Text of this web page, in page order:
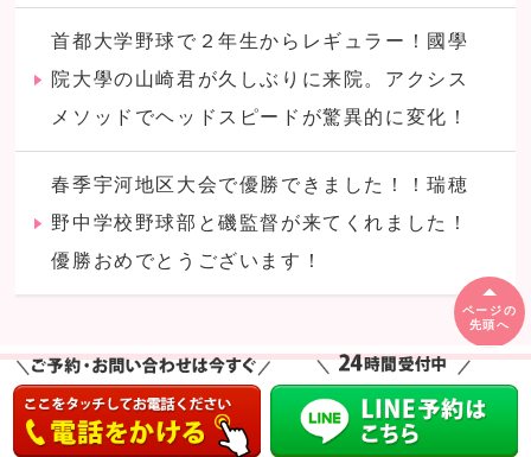
首都大学野球で２年生からレギュラー！國學
院大學の山崎君が久しぶりに来院。アクシス
メソッドでヘッドスピードが驚異的に変化！
春季宇河地区大会で優勝できました！！瑞穂
野中学校野球部と磯監督が来てくれました！
優勝おめでとうございます！
ページの
先頭へ